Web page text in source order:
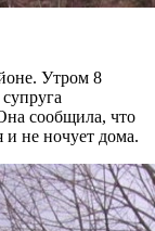
Утром 8
сообщила, что
и не ночует дома.